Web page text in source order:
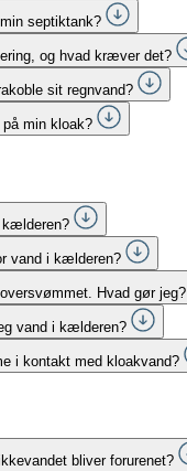
septiktank?
og hvad kræver det?
sit regnvand?
min kloak?
kælderen?
vand i kælderen?
Hvad gør jeg?
vand i kælderen?
i kontakt med kloakvand?
bliver forurenet?